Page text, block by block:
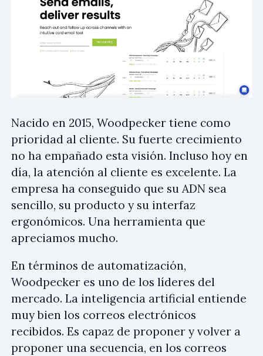
Nacido en 2015, Woodpecker tiene como
prioridad al cliente. Su fuerte crecimiento
no ha empañado esta visión. Incluso hoy en
día, la atención al cliente es excelente. La
empresa ha conseguido que su ADN sea
sencillo, su producto y su interfaz
ergonómicos. Una herramienta que
apreciamos mucho.
En términos de automatización,
Woodpecker es uno de los líderes del
mercado. La inteligencia artificial entiende
muy bien los correos electrónicos
recibidos. Es capaz de proponer y volver a
proponer una secuencia, en los correos